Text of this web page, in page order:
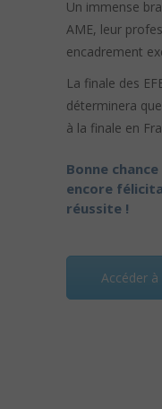
Un immense
AME, leur
encadrement
La finale des
déterminera
à la finale en
Bonne
encore
réussite !
Accéder